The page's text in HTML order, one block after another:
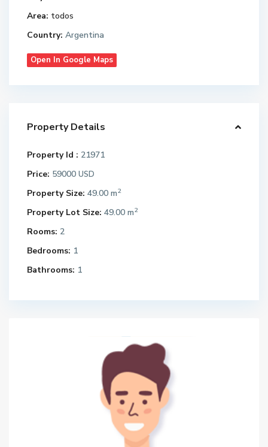
Area: todos
Country: Argentina
Open In Google Maps
Property Details
Property Id : 21971
Price: 59000 USD
Property Size: 49.00 m2
Property Lot Size: 49.00 m2
Rooms: 2
Bedrooms: 1
Bathrooms: 1